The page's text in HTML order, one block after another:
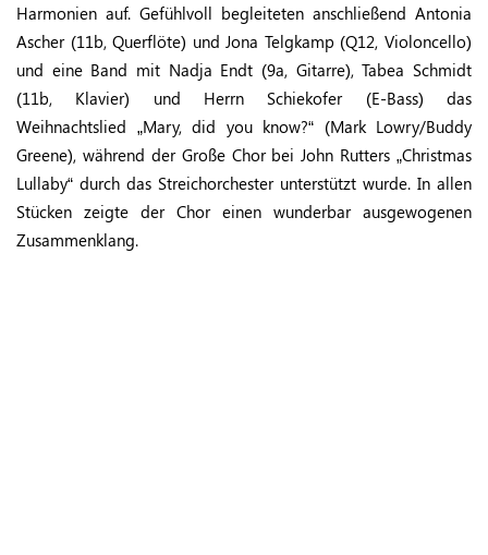
Harmonien auf. Gefühlvoll begleiteten anschließend Antonia
Ascher (11b, Querflöte) und Jona Telgkamp (Q12, Violoncello)
und eine Band mit Nadja Endt (9a, Gitarre), Tabea Schmidt
(11b, Klavier) und Herrn Schiekofer (E-Bass) das
Weihnachtslied „Mary, did you know?“ (Mark Lowry/Buddy
Greene), während der Große Chor bei John Rutters „Christmas
Lullaby“ durch das Streichorchester unterstützt wurde. In allen
Stücken zeigte der Chor einen wunderbar ausgewogenen
Zusammenklang.